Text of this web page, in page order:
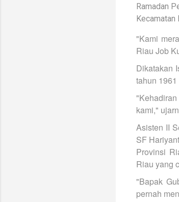
Ramadan
"Kami
Riau Job
Dikatakan
tahun
kami,"
Asisten II
SF
Provinsi
Riau yang
"Bapak
pernah